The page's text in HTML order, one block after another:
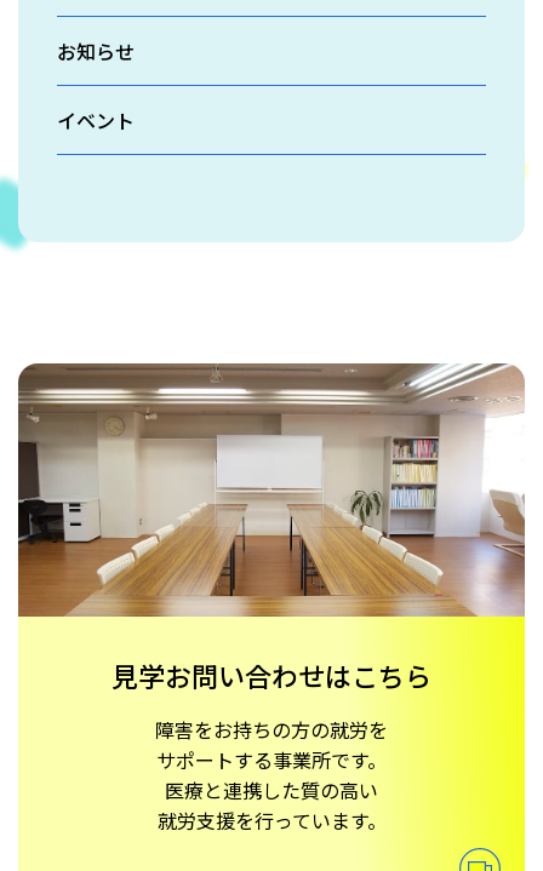
お知らせ
イベント
見学お問い合わせはこちら
障害をお持ちの方の就労を
サポートする事業所です。
医療と連携した質の高い
就労支援を行っています。